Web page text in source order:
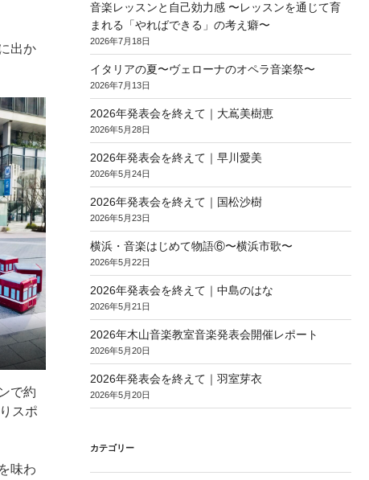
出か
で約
スポ
味わ
音楽レッスンと自己効力感 〜レッスンを通じて育
まれる「やればできる」の考え癖〜
2026年7月18日
イタリアの夏〜ヴェローナのオペラ音楽祭〜
2026年7月13日
2026年発表会を終えて｜大嶌美樹恵
2026年5月28日
2026年発表会を終えて｜早川愛美
2026年5月24日
2026年発表会を終えて｜国松沙樹
2026年5月23日
横浜・音楽はじめて物語⑥〜横浜市歌〜
2026年5月22日
2026年発表会を終えて｜中島のはな
2026年5月21日
2026年木山音楽教室音楽発表会開催レポート
2026年5月20日
2026年発表会を終えて｜羽室芽衣
2026年5月20日
カテゴリー